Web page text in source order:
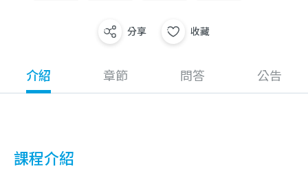
分享 收藏
介紹 章節 問答 公告
課程介紹